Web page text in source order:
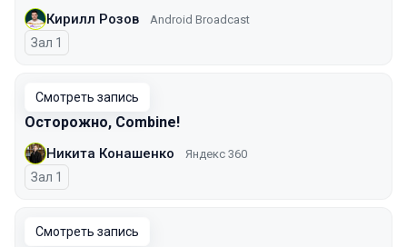
Кирилл Розов Android Broadcast
Зал 1
Смотреть запись
Осторожно, Combine!
Никита Конашенко Яндекс 360
Зал 1
Смотреть запись